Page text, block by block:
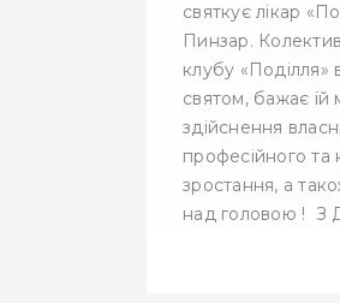
святкує лікар
Пинзар.
клубу «Поділля»
святом, бажає їй
здійснення
професійного та
зростання, а
над головою ! З